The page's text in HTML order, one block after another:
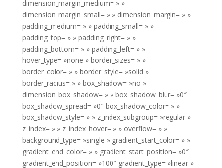
dimension_margin_medium= » »
dimension_margin_small= » » dimension_margin= » »
padding_medium= » » padding_small= » »
padding_top= » » padding_right= » »
padding_bottom= » » padding_left= » »
hover_type= »none » border_sizes= » »
border_color= » » border_style= »solid »
border_radius= » » box_shadow= »no »
dimension_box_shadow= » » box_shadow_blur= »0″
box_shadow_spread= »0″ box_shadow_color= » »
box_shadow_style= » » z_index_subgroup= »regular »
z_index= » » z_index_hover= » » overflow= » »
background_type= »single » gradient_start_color= » »
gradient_end_color= » » gradient_start_position= »0″
gradient_end_position= »100″ gradient_type= »linear »